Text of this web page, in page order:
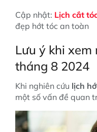
Cập nhật: Lịch cắt
đẹp hớt tóc an toàn
Lưu ý khi
tháng 8 2024
Khi nghiên cứu lịch
một số vấn đề quan